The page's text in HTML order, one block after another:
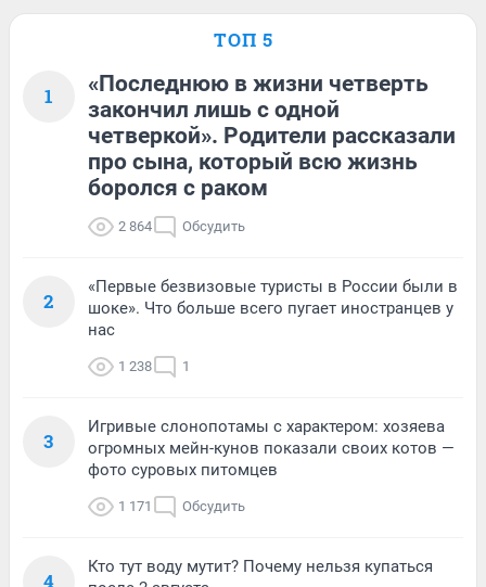
ТОП 5
1
«Последнюю в жизни четверть
закончил лишь с одной
четверкой». Родители рассказали
про сына, который всю жизнь
боролся с раком
2 864 Обсудить
2
«Первые безвизовые туристы в России были в
шоке». Что больше всего пугает иностранцев у
нас
1 238 1
3
Игривые слонопотамы с характером: хозяева
огромных мейн-кунов показали своих котов —
фото суровых питомцев
1 171 Обсудить
4
Кто тут воду мутит? Почему нельзя купаться